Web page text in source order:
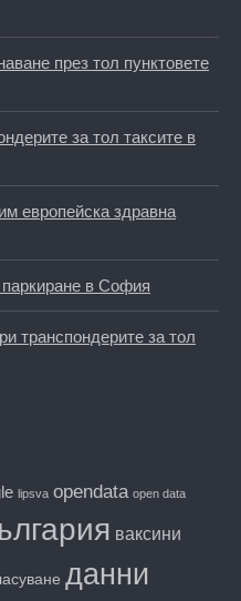
през тол пунктовете
за тол таксите в
европейска здравна
в София
транспондерите за тол
lipsva opendata open data
ваксини
данни